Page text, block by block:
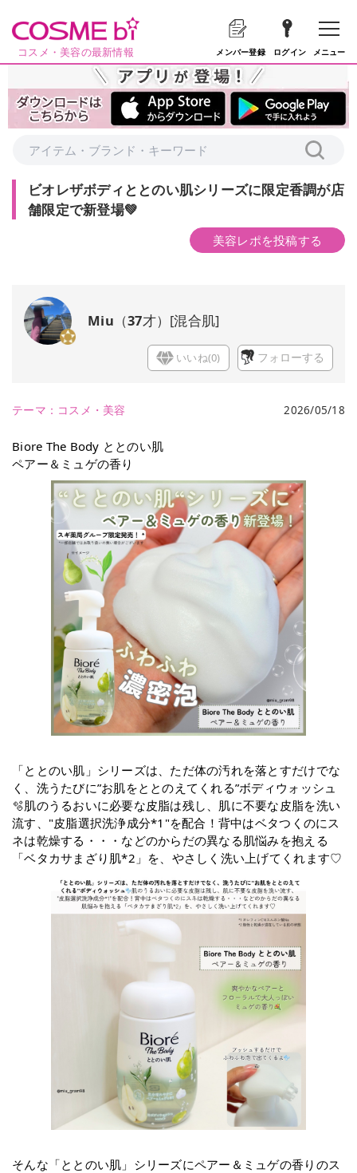
コスメ・美容の最新情報 メンバー登録 ログイン メニュー
ビオレザボディととのい肌シリーズに限定香調が店
舗限定で新登場💚
美容レポを投稿する
Miu （37才） [混合肌]
いいね(0) フォローする
テーマ： コスメ・美容 2026/05/18
Biore The Body ととのい肌
ペアー＆ミュゲの香り
「ととのい肌」シリーズは、ただ体の汚れを落とすだけでな
く、洗うたびに”お肌をととのえてくれる”ボディウォッシュ
🫧肌のうるおいに必要な皮脂は残し、肌に不要な皮脂を洗い
流す、"皮脂選択洗浄成分*1"を配合！背中はベタつくのにス
ネは乾燥する・・・などのからだの異なる肌悩みを抱える
「ベタカサまざり肌*2」を、やさしく洗い上げてくれます♡
そんな「ととのい肌」シリーズにペアー＆ミュゲの香りのス